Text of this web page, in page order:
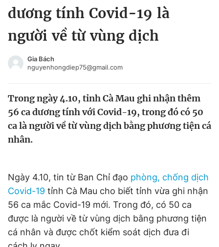
Chuyên mục khác
Chào ngày mới Tin 24h
Video Magazine
Sản phẩm khác
Thông tin tòa soạn Liên hệ quảng cáo
Tin đã lưu
Tin đã xem
Đăng xuất
dương tính Covid-19 là
người về từ vùng dịch
Gia Bách
nguyenhongdiep75@gmail.com
Trong ngày 4.10, tỉnh Cà Mau ghi nhận thêm
56 ca dương tính với Covid-19, trong đó có 50
ca là người về từ vùng dịch bằng phương tiện cá
nhân.
Ngày 4.10, tin từ Ban Chỉ đạo phòng, chống dịch
Covid-19 tỉnh Cà Mau cho biết tỉnh vừa ghi nhận
56 ca mắc Covid-19 mới. Trong đó, có 50 ca
được là người về từ vùng dịch bằng phương tiện
cá nhân và được chốt kiểm soát dịch đưa đi